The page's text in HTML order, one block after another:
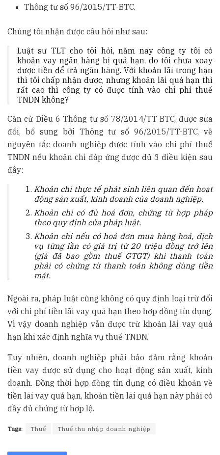
Thông tư số 96/2015/TT-BTC.
Chúng tôi nhận được câu hỏi như sau:
Luật sư TLT cho tôi hỏi, năm nay công ty tôi có
khoản vay ngân hàng bị quá hạn, do tôi chưa xoay
được tiền để trả ngân hàng. Với khoản lãi trong hạn
thì tôi chấp nhận được, nhưng khoản lãi quá hạn thì
rất cao thì công ty có được tính vào chi phí thuế
TNDN không?
Căn cứ Điều 6 Thông tư số 78/2014/TT-BTC, được sửa
đổi, bổ sung bởi Thông tư số 96/2015/TT-BTC, về
nguyên tắc doanh nghiệp được tính vào chi phí thuế
TNDN nếu khoản chi đáp ứng được đủ 3 điều kiện sau
đây:
Khoản chi thực tế phát sinh liên quan đến hoạt
động sản xuất, kinh doanh của doanh nghiệp.
Khoản chi có đủ hoá đơn, chứng từ hợp pháp
theo quy định của pháp luật.
Khoản chi nếu có hoá đơn mua hàng hoá, dịch
vụ từng lần có giá trị từ 20 triệu đồng trở lên
(giá đã bao gồm thuế GTGT) khi thanh toán
phải có chứng từ thanh toán không dùng tiền
mặt.
Ngoài ra, pháp luật cũng không có quy định loại trừ đối
với chi phí tiền lãi vay quá hạn theo hợp đồng tín dụng.
Vì vậy doanh nghiệp vẫn được trừ khoản lãi vay quá
hạn khi xác định nghĩa vụ thuế TNDN.
Tuy nhiên, doanh nghiệp phải bảo đảm rằng khoản
tiền vay được sử dụng cho hoạt động sản xuất, kinh
doanh. Đồng thời hợp đồng tín dụng có điều khoản về
tiền lãi vay quá hạn, khoản tiền lãi quá hạn này phải có
đầy đủ chứng từ hợp lệ.
Tags: Thuế Thuế thu nhập doanh nghiệp